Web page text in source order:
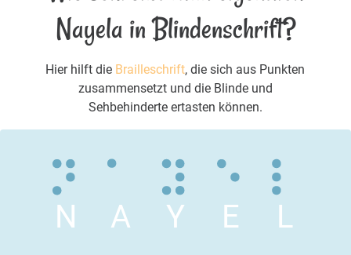
Nayela in Blindenschrift?
Hier hilft die Brailleschrift, die sich aus Punkten
zusammensetzt und die Blinde und
Sehbehinderte ertasten können.
N A Y E L